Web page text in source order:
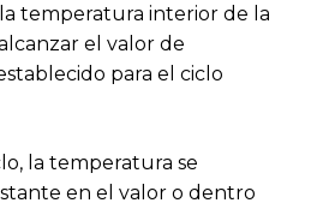
temperatura interior de la
el valor de
para el ciclo
la temperatura se
en el valor o dentro